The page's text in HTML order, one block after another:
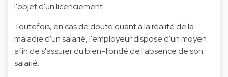
l'objet d'un licenciement.
Toutefois, en cas de doute quant à la réalité de la
maladie d'un salarié, l'employeur dispose d'un moyen
afin de s'assurer du bien-fondé de l'absence de son
salarié.